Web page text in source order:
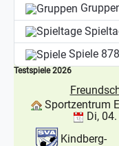
Spiele
Testspiele 2026
Sportzentrum
Di,
Kindberg-